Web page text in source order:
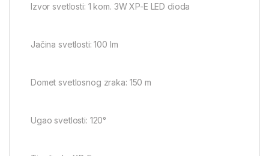
Izvor svetlosti: 1 kom. 3W XP-E LED dioda
Jačina svetlosti: 100 lm
Domet svetlosnog zraka: 150 m
Ugao svetlosti: 120°